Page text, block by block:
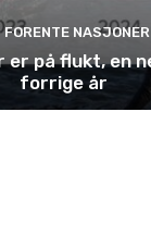
FORENTE NASJONER
er på flukt, en
forrige år